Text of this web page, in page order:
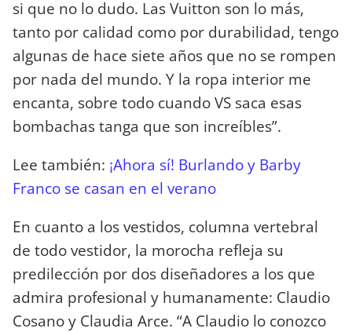
si que no lo dudo. Las Vuitton son lo más,
tanto por calidad como por durabilidad, tengo
algunas de hace siete años que no se rompen
por nada del mundo. Y la ropa interior me
encanta, sobre todo cuando VS saca esas
bombachas tanga que son increíbles”.
Lee también: ¡Ahora sí! Burlando y Barby
Franco se casan en el verano
En cuanto a los vestidos, columna vertebral
de todo vestidor, la morocha refleja su
predilección por dos diseñadores a los que
admira profesional y humanamente: Claudio
Cosano y Claudia Arce. “A Claudio lo conozco